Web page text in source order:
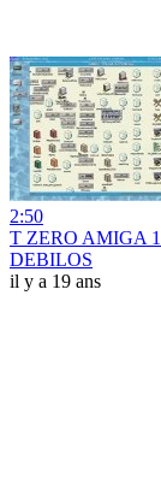
2:50
T ZERO AMIGA
DEBILOS
il y a 19 ans